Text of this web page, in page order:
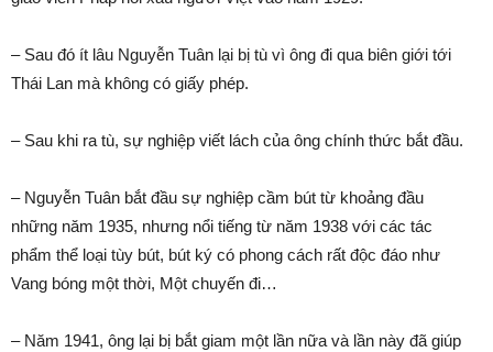
– Sau đó ít lâu Nguyễn Tuân lại bị tù vì ông đi qua biên giới tới
Thái Lan mà không có giấy phép.
– Sau khi ra tù, sự nghiệp viết lách của ông chính thức bắt đầu.
– Nguyễn Tuân bắt đầu sự nghiệp cầm bút từ khoảng đầu
những năm 1935, nhưng nổi tiếng từ năm 1938 với các tác
phẩm thể loại tùy bút, bút ký có phong cách rất độc đáo như
Vang bóng một thời, Một chuyến đi…
– Năm 1941, ông lại bị bắt giam một lần nữa và lần này đã giúp